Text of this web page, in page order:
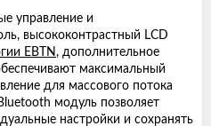
управление и
высококонтрастный LCD
EBTN, дополнительное
максимальный
для массового потока
модуль позволяет
настройки и сохранять